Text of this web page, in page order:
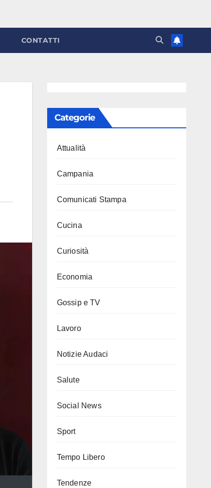
CONTATTI
Categorie
Attualità
Campania
Comunicati Stampa
Cucina
Curiosità
Economia
Gossip e TV
Lavoro
Notizie Audaci
Salute
Social News
Sport
Tempo Libero
Tendenze